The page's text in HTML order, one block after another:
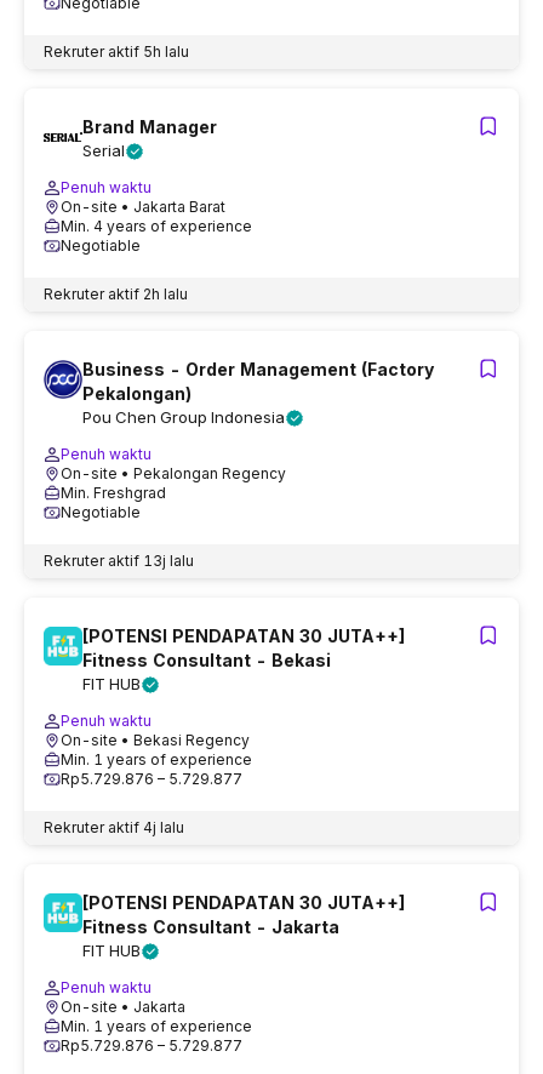
Rekruter aktif 5h lalu
Brand Manager
Serial
Penuh waktu
On-site • Jakarta Barat
Min. 4 years of experience
Negotiable
Rekruter aktif 2h lalu
Business - Order Management (Factory
Pekalongan)
Pou Chen Group Indonesia
Penuh waktu
On-site • Pekalongan Regency
Min. Freshgrad
Negotiable
Rekruter aktif 13j lalu
[POTENSI PENDAPATAN 30 JUTA++]
Fitness Consultant - Bekasi
FIT HUB
Penuh waktu
On-site • Bekasi Regency
Min. 1 years of experience
Rp5.729.876 – 5.729.877
Rekruter aktif 4j lalu
[POTENSI PENDAPATAN 30 JUTA++]
Fitness Consultant - Jakarta
FIT HUB
Penuh waktu
On-site • Jakarta
Min. 1 years of experience
Rp5.729.876 – 5.729.877